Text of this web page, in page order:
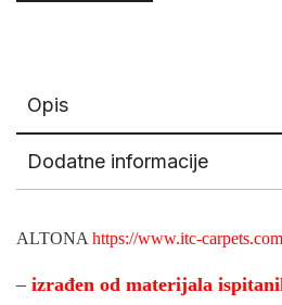
Opis
Dodatne informacije
ALTONA https://www.itc-
– izrađen od materijala